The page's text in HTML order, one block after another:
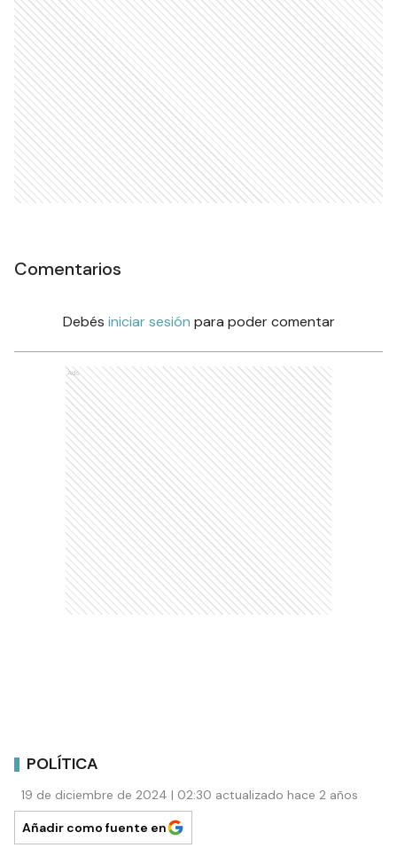
Comentarios
Debés iniciar sesión para poder comentar
Ads
POLÍTICA
19 de diciembre de 2024 | 02:30 actualizado hace 2 años
Añadir como fuente en